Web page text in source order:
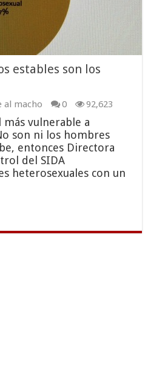
estables son los
al macho 0 92,623
vulnerable a
son ni los hombres
entonces Directora
del SIDA
heterosexuales con un